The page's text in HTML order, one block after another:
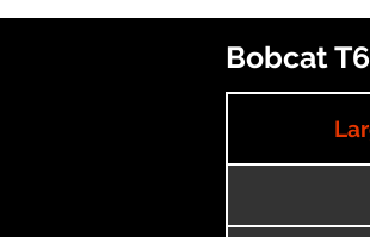
Bobcat